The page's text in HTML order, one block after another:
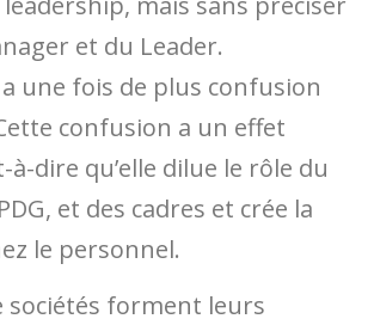
et du Leader.
une fois de plus confusion
confusion a un effet
à-dire qu’elle dilue le rôle du
et des cadres et crée la
le personnel.
sociétés forment leurs